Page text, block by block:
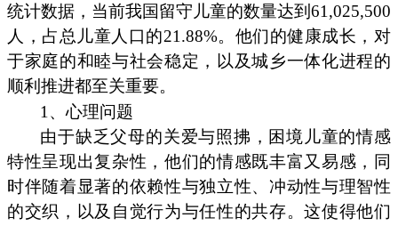
统计数据，当前我国留守儿童的数量达到61,025,500
人，占总儿童人口的21.88%。他们的健康成长，对
于家庭的和睦与社会稳定，以及城乡一体化进程的
顺利推进都至关重要。
1、心理问题
由于缺乏父母的关爱与照拂，困境儿童的情感
特性呈现出复杂性，他们的情感既丰富又易感，同
时伴随着显著的依赖性与独立性、冲动性与理智性
的交织，以及自觉行为与任性的共存。这使得他们